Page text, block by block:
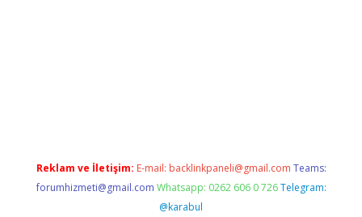
Reklam ve İletişim: E-mail: backlinkpaneli@gmail.com Teams:
forumhizmeti@gmail.com Whatsapp: 0262 606 0 726 Telegram:
@karabul